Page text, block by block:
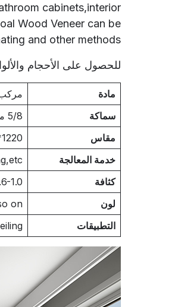
cabinets,interior
Wood Veneer can be
and other methods.
للحصول على الأحجام
مادة
سماكة
5/8 مم
مقاس
1220*
خدمة المعالجة
كثافة
0.6-1.0
لون
on
التطبيقات